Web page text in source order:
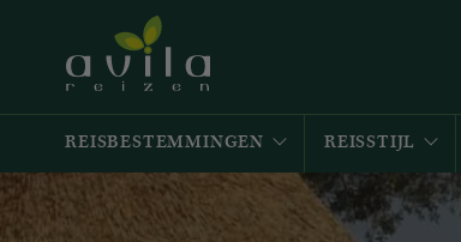
REISBESTEMMINGEN REISSTIJL